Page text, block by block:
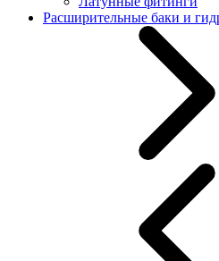
Расширительные баки и